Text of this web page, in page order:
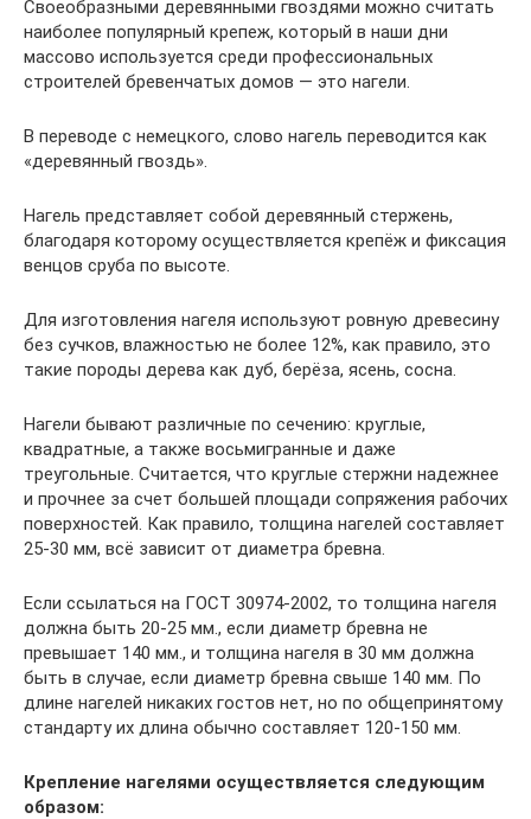
Своеобразными деревянными гвоздями можно считать
наиболее популярный крепеж, который в наши дни
массово используется среди профессиональных
строителей бревенчатых домов — это нагели.
В переводе с немецкого, слово нагель переводится как
«деревянный гвоздь».
Нагель представляет собой деревянный стержень,
благодаря которому осуществляется крепёж и фиксация
венцов сруба по высоте.
Для изготовления нагеля используют ровную древесину
без сучков, влажностью не более 12%, как правило, это
такие породы дерева как дуб, берёза, ясень, сосна.
Нагели бывают различные по сечению: круглые,
квадратные, а также восьмигранные и даже
треугольные. Считается, что круглые стержни надежнее
и прочнее за счет большей площади сопряжения рабочих
поверхностей. Как правило, толщина нагелей составляет
25-30 мм, всё зависит от диаметра бревна.
Если ссылаться на ГОСТ 30974-2002, то толщина нагеля
должна быть 20-25 мм., если диаметр бревна не
превышает 140 мм., и толщина нагеля в 30 мм должна
быть в случае, если диаметр бревна свыше 140 мм. По
длине нагелей никаких гостов нет, но по общепринятому
стандарту их длина обычно составляет 120-150 мм.
Крепление нагелями осуществляется следующим
образом: